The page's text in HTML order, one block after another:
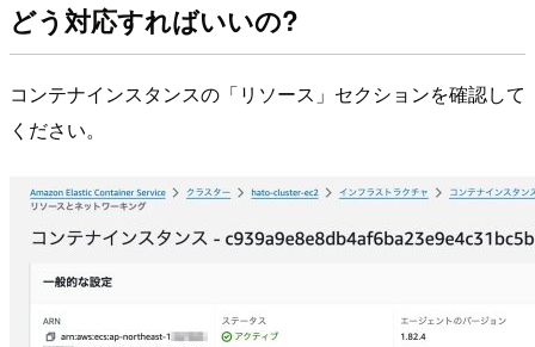
どう対応すればいいの?
コンテナインスタンスの「リソース」セクションを確認して
ください。